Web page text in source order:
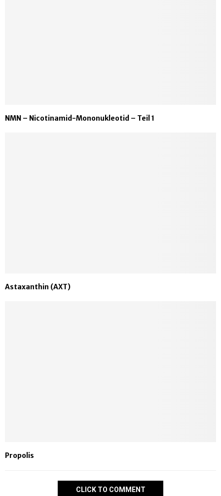
NMN – Nicotinamid-Mononukleotid – Teil 1
Astaxanthin (AXT)
Propolis
CLICK TO COMMENT